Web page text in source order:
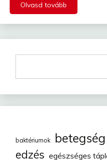
Olvasd tovább
baktériumok betegség
edzés egészséges